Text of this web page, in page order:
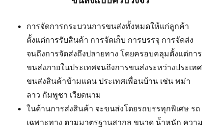
การจัดการกระบวนการขนส่งทั้งหมดให้แก่ลูกค้า
ตั้งแต่การรับสินค้า การจัดเก็บ การบรรจุ การจัดส่ง
จนถึงการจัดส่งถึงปลายทาง โดยครอบคลุมตั้งแต่การ
ขนส่งภายในประเทศจนถึงการขนส่งระหว่างประเทศ
ขนส่งสินค้าข้ามแดน ประเทศเพื่อนบ้าน เช่น พม่า
ลาว กัมพูชา เวียดนาม
ในด้านการส่งสินค้า จะขนส่งโดยรถบรรทุกพิเศษ รถ
เฉพาะทาง ตามมาตรฐานสากล ขนาด น้ำหนัก ความ